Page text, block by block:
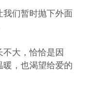
们暂时抛下外面
大，恰恰是因
暖，也渴望给爱的